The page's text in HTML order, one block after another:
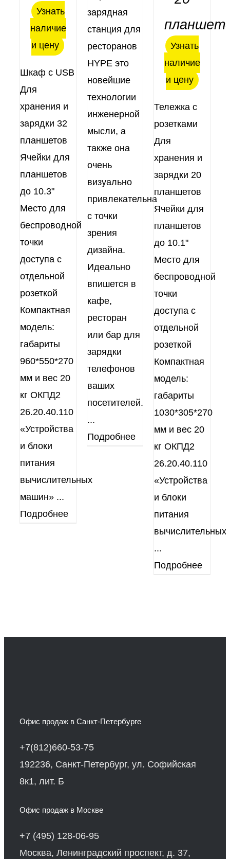
Узнать
наличие
и цену
Шкаф с USB
Для
хранения и
зарядки 32
планшетов
Ячейки для
планшетов
до 10.3"
Место для
беспроводной
точки
доступа с
отдельной
розеткой
Компактная
модель:
габариты
960*550*270
мм и вес 20
кг ОКПД2
26.20.40.110
«Устройства
и блоки
питания
вычислительных
машин» ...
Подробнее
зарядная
станция для
ресторанов
HYPE это
новейшие
технологии
инженерной
мысли, а
также она
очень
визуально
привлекательна
с точки
зрения
дизайна.
Идеально
впишется в
кафе,
ресторан
или бар для
зарядки
телефонов
ваших
посетителей.
...
Подробнее
Узнать
наличие
и цену
Тележка с
розетками
Для
хранения и
зарядки 20
планшетов
Ячейки для
планшетов
до 10.1"
Место для
беспроводной
точки
доступа с
отдельной
розеткой
Компактная
модель:
габариты
1030*305*270
мм и вес 20
кг ОКПД2
26.20.40.110
«Устройства
и блоки
питания
вычислительных
...
Подробнее
Офис продаж в Санкт-Петербурге
+7(812)660-53-75
192236, Санкт-Петербург, ул. Софийская
8к1, лит. Б
Офис продаж в Москве
+7 (495) 128-06-95
Москва, Ленинградский проспект, д. 37,